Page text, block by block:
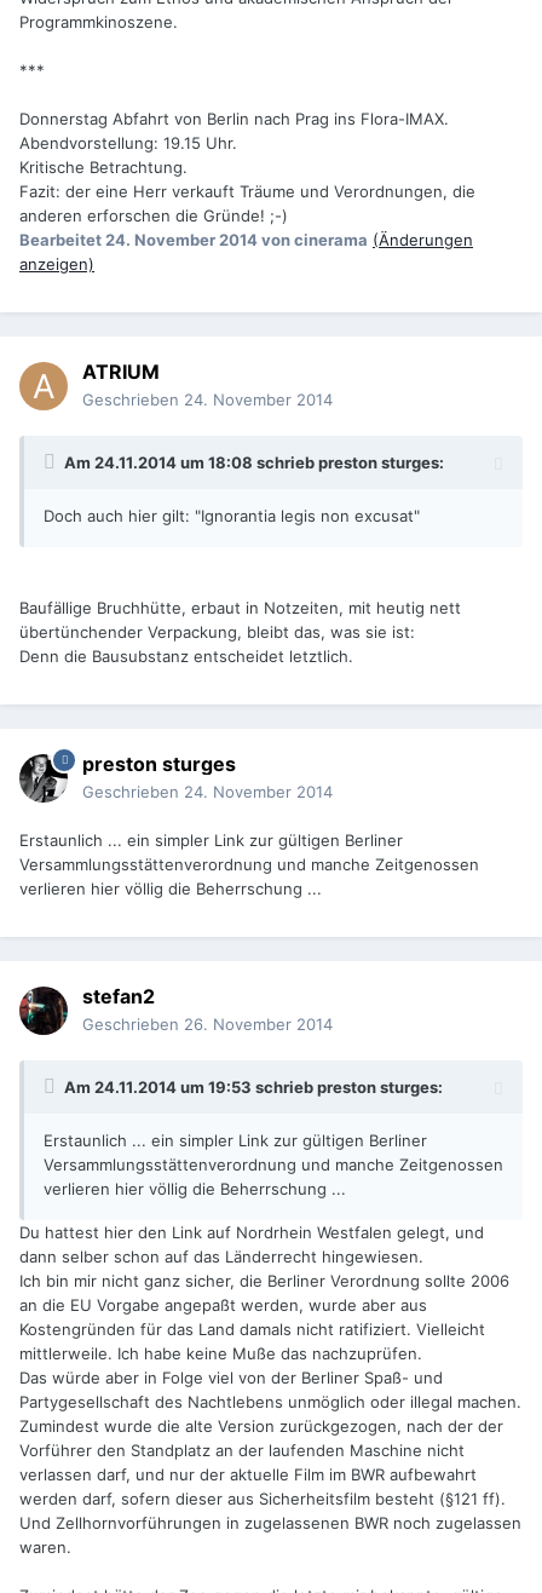
Programmkinoszene.
***
Donnerstag Abfahrt von Berlin nach Prag ins Flora-IMAX.
Abendvorstellung: 19.15 Uhr.
Kritische Betrachtung.
Fazit: der eine Herr verkauft Träume und Verordnungen, die
anderen erforschen die Gründe! ;-)
Bearbeitet24. November 2014von cinerama (Änderungen
anzeigen)
ATRIUM
Geschrieben 24. November 2014
Am 24.11.2014 um 18:08 schrieb preston sturges:
Doch auch hier gilt: "Ignorantia legis non excusat"
Baufällige Bruchhütte, erbaut in Notzeiten, mit heutig nett
übertünchender Verpackung, bleibt das, was sie ist:
Denn die Bausubstanz entscheidet letztlich.
preston sturges
Geschrieben 24. November 2014
Erstaunlich ... ein simpler Link zur gültigen Berliner
Versammlungsstättenverordnung und manche Zeitgenossen
verlieren hier völlig die Beherrschung ...
stefan2
Geschrieben 26. November 2014
Am 24.11.2014 um 19:53 schrieb preston sturges:
Erstaunlich ... ein simpler Link zur gültigen Berliner
Versammlungsstättenverordnung und manche Zeitgenossen
verlieren hier völlig die Beherrschung ...
Du hattest hier den Link auf Nordrhein Westfalen gelegt, und
dann selber schon auf das Länderrecht hingewiesen.
Ich bin mir nicht ganz sicher, die Berliner Verordnung sollte 2006
an die EU Vorgabe angepaßt werden, wurde aber aus
Kostengründen für das Land damals nicht ratifiziert. Vielleicht
mittlerweile. Ich habe keine Muße das nachzuprüfen.
Das würde aber in Folge viel von der Berliner Spaß- und
Partygesellschaft des Nachtlebens unmöglich oder illegal machen.
Zumindest wurde die alte Version zurückgezogen, nach der der
Vorführer den Standplatz an der laufenden Maschine nicht
verlassen darf, und nur der aktuelle Film im BWR aufbewahrt
werden darf, sofern dieser aus Sicherheitsfilm besteht (§121 ff).
Und Zellhornvorführungen in zugelassenen BWR noch zugelassen
waren.